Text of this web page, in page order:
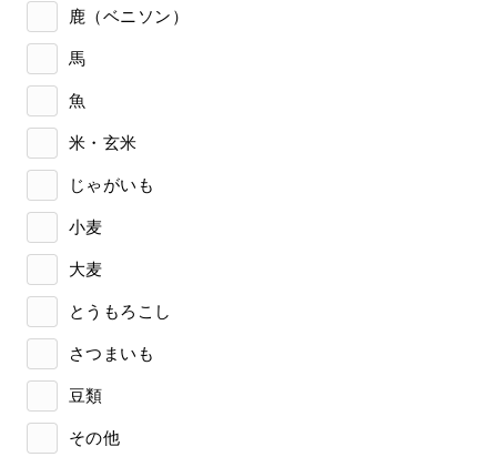
鹿（ベニソン）
馬
魚
米・玄米
じゃがいも
小麦
大麦
とうもろこし
さつまいも
豆類
その他